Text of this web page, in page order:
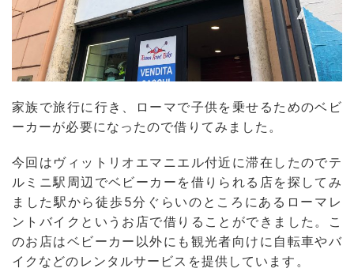
家族で旅行に行き、ローマで子供を乗せるためのベビ
ーカーが必要になったので借りてみました。
今回はヴィットリオエマニエル付近に滞在したのでテ
ルミニ駅周辺でベビーカーを借りられる店を探してみ
ました駅から徒歩5分ぐらいのところにあるローマレ
ントバイクというお店で借りることができました。こ
のお店はベビーカー以外にも観光者向けに自転車やバ
イクなどのレンタルサービスを提供しています。